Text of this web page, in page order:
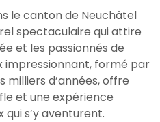
le canton de Neuchâtel
spectaculaire qui attire
et les passionnés de
impressionnant, formé par
milliers d’années, offre
et une expérience
s’y aventurent.